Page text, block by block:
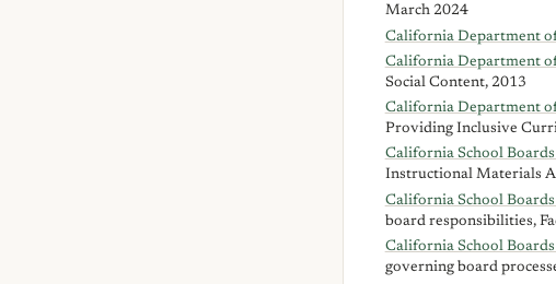
March 2024
California Department
California Department
Social Content, 2013
California Department
Providing Inclusive
California School
Instructional Materials
California School
board responsibilities,
California School
governing board